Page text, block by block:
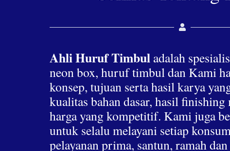
Ahli Huruf Timbul adalah
neon box, huruf timbul dan Kami
konsep, tujuan serta hasil karya
kualitas bahan dasar, hasil finishing
harga yang kompetitif. Kami juga
untuk selalu melayani setiap
pelayanan prima, santun, ramah